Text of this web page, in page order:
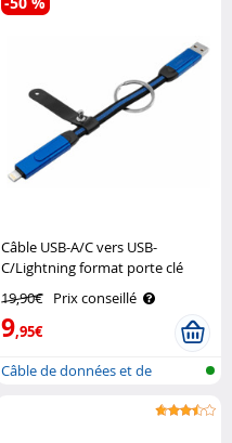
Câble USB-A/C vers USB-
C/Lightning format porte clé
Power Delivery 100 W Callstel
19,90€ Prix conseillé
9,95€
Câble de données et de